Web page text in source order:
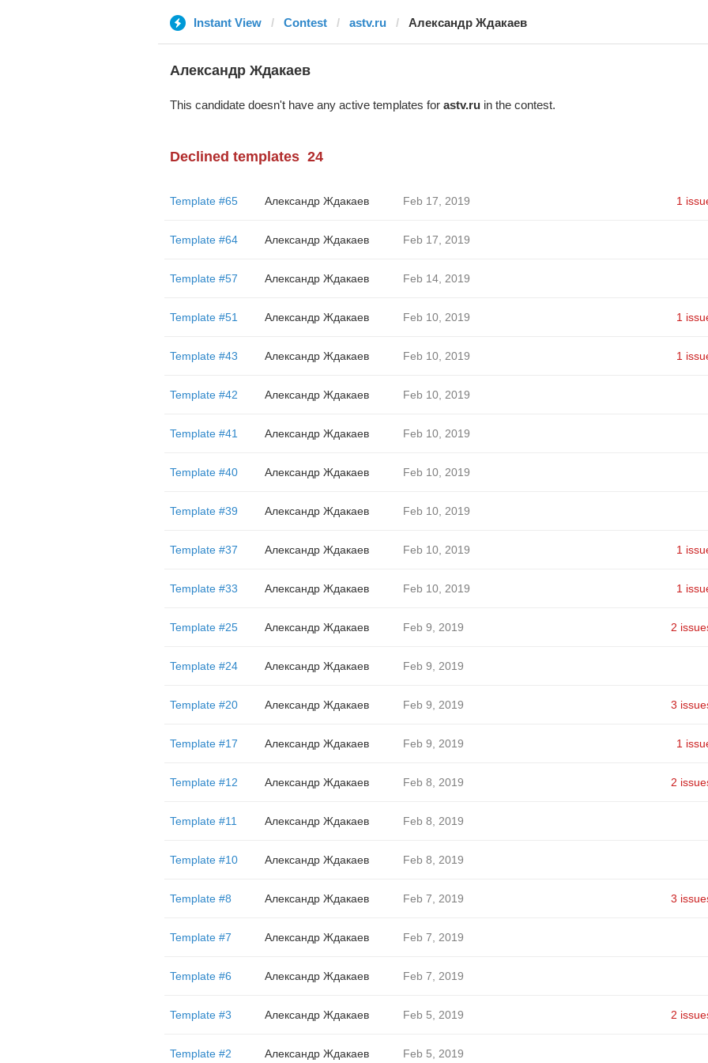
Instant View Contest astv.ru Александр Ждакаев
Александр Ждакаев
This candidate doesn't have any active templates for astv.ruin the contest.
Declined templates 24
Template #65 Александр Ждакаев Feb 17, 2019 1
Template #64 Александр Ждакаев Feb 17, 2019
Template #57 Александр Ждакаев Feb 14, 2019
Template #51 Александр Ждакаев Feb 10, 2019 1
Template #43 Александр Ждакаев Feb 10, 2019 1
Template #42 Александр Ждакаев Feb 10, 2019
Template #41 Александр Ждакаев Feb 10, 2019
Template #40 Александр Ждакаев Feb 10, 2019
Template #39 Александр Ждакаев Feb 10, 2019
Template #37 Александр Ждакаев Feb 10, 2019 1
Template #33 Александр Ждакаев Feb 10, 2019 1
Template #25 Александр Ждакаев Feb 9, 2019 2
Template #24 Александр Ждакаев Feb 9, 2019
Template #20 Александр Ждакаев Feb 9, 2019 3
Template #17 Александр Ждакаев Feb 9, 2019 1
Template #12 Александр Ждакаев Feb 8, 2019 2
Template #11 Александр Ждакаев Feb 8, 2019
Template #10 Александр Ждакаев Feb 8, 2019
Template #8 Александр Ждакаев Feb 7, 2019 3
Template #7 Александр Ждакаев Feb 7, 2019
Template #6 Александр Ждакаев Feb 7, 2019
Template #3 Александр Ждакаев Feb 5, 2019 2
Template #2 Александр Ждакаев Feb 5, 2019